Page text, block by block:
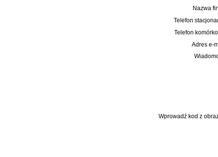
Nazwa
Telefon
Telefon
Adres e-
Wprowadź kod z